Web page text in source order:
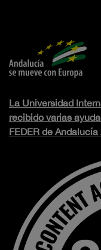
La Universidad
recibido varias
FEDER de